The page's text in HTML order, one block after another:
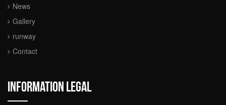
News
Gallery
runway
Contact
Information legal